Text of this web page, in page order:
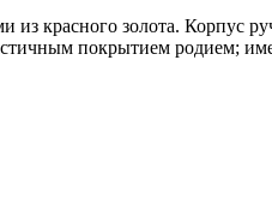
красного золота. Корпус
покрытием родием;